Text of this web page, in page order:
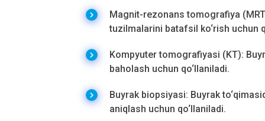
Magnit-rezonans tomografiya
tuzilmalarini batafsil ko‘rish uchun
Kompyuter tomografiyasi (KT):
baholash uchun qo‘llaniladi.
Buyrak biopsiyasi: Buyrak
aniqlash uchun qo‘llaniladi.